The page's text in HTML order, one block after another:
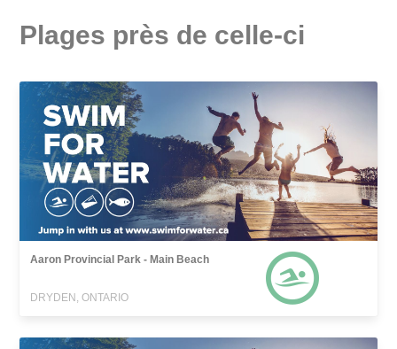
Plages près de celle-ci
Aaron Provincial Park - Main Beach
DRYDEN, ONTARIO